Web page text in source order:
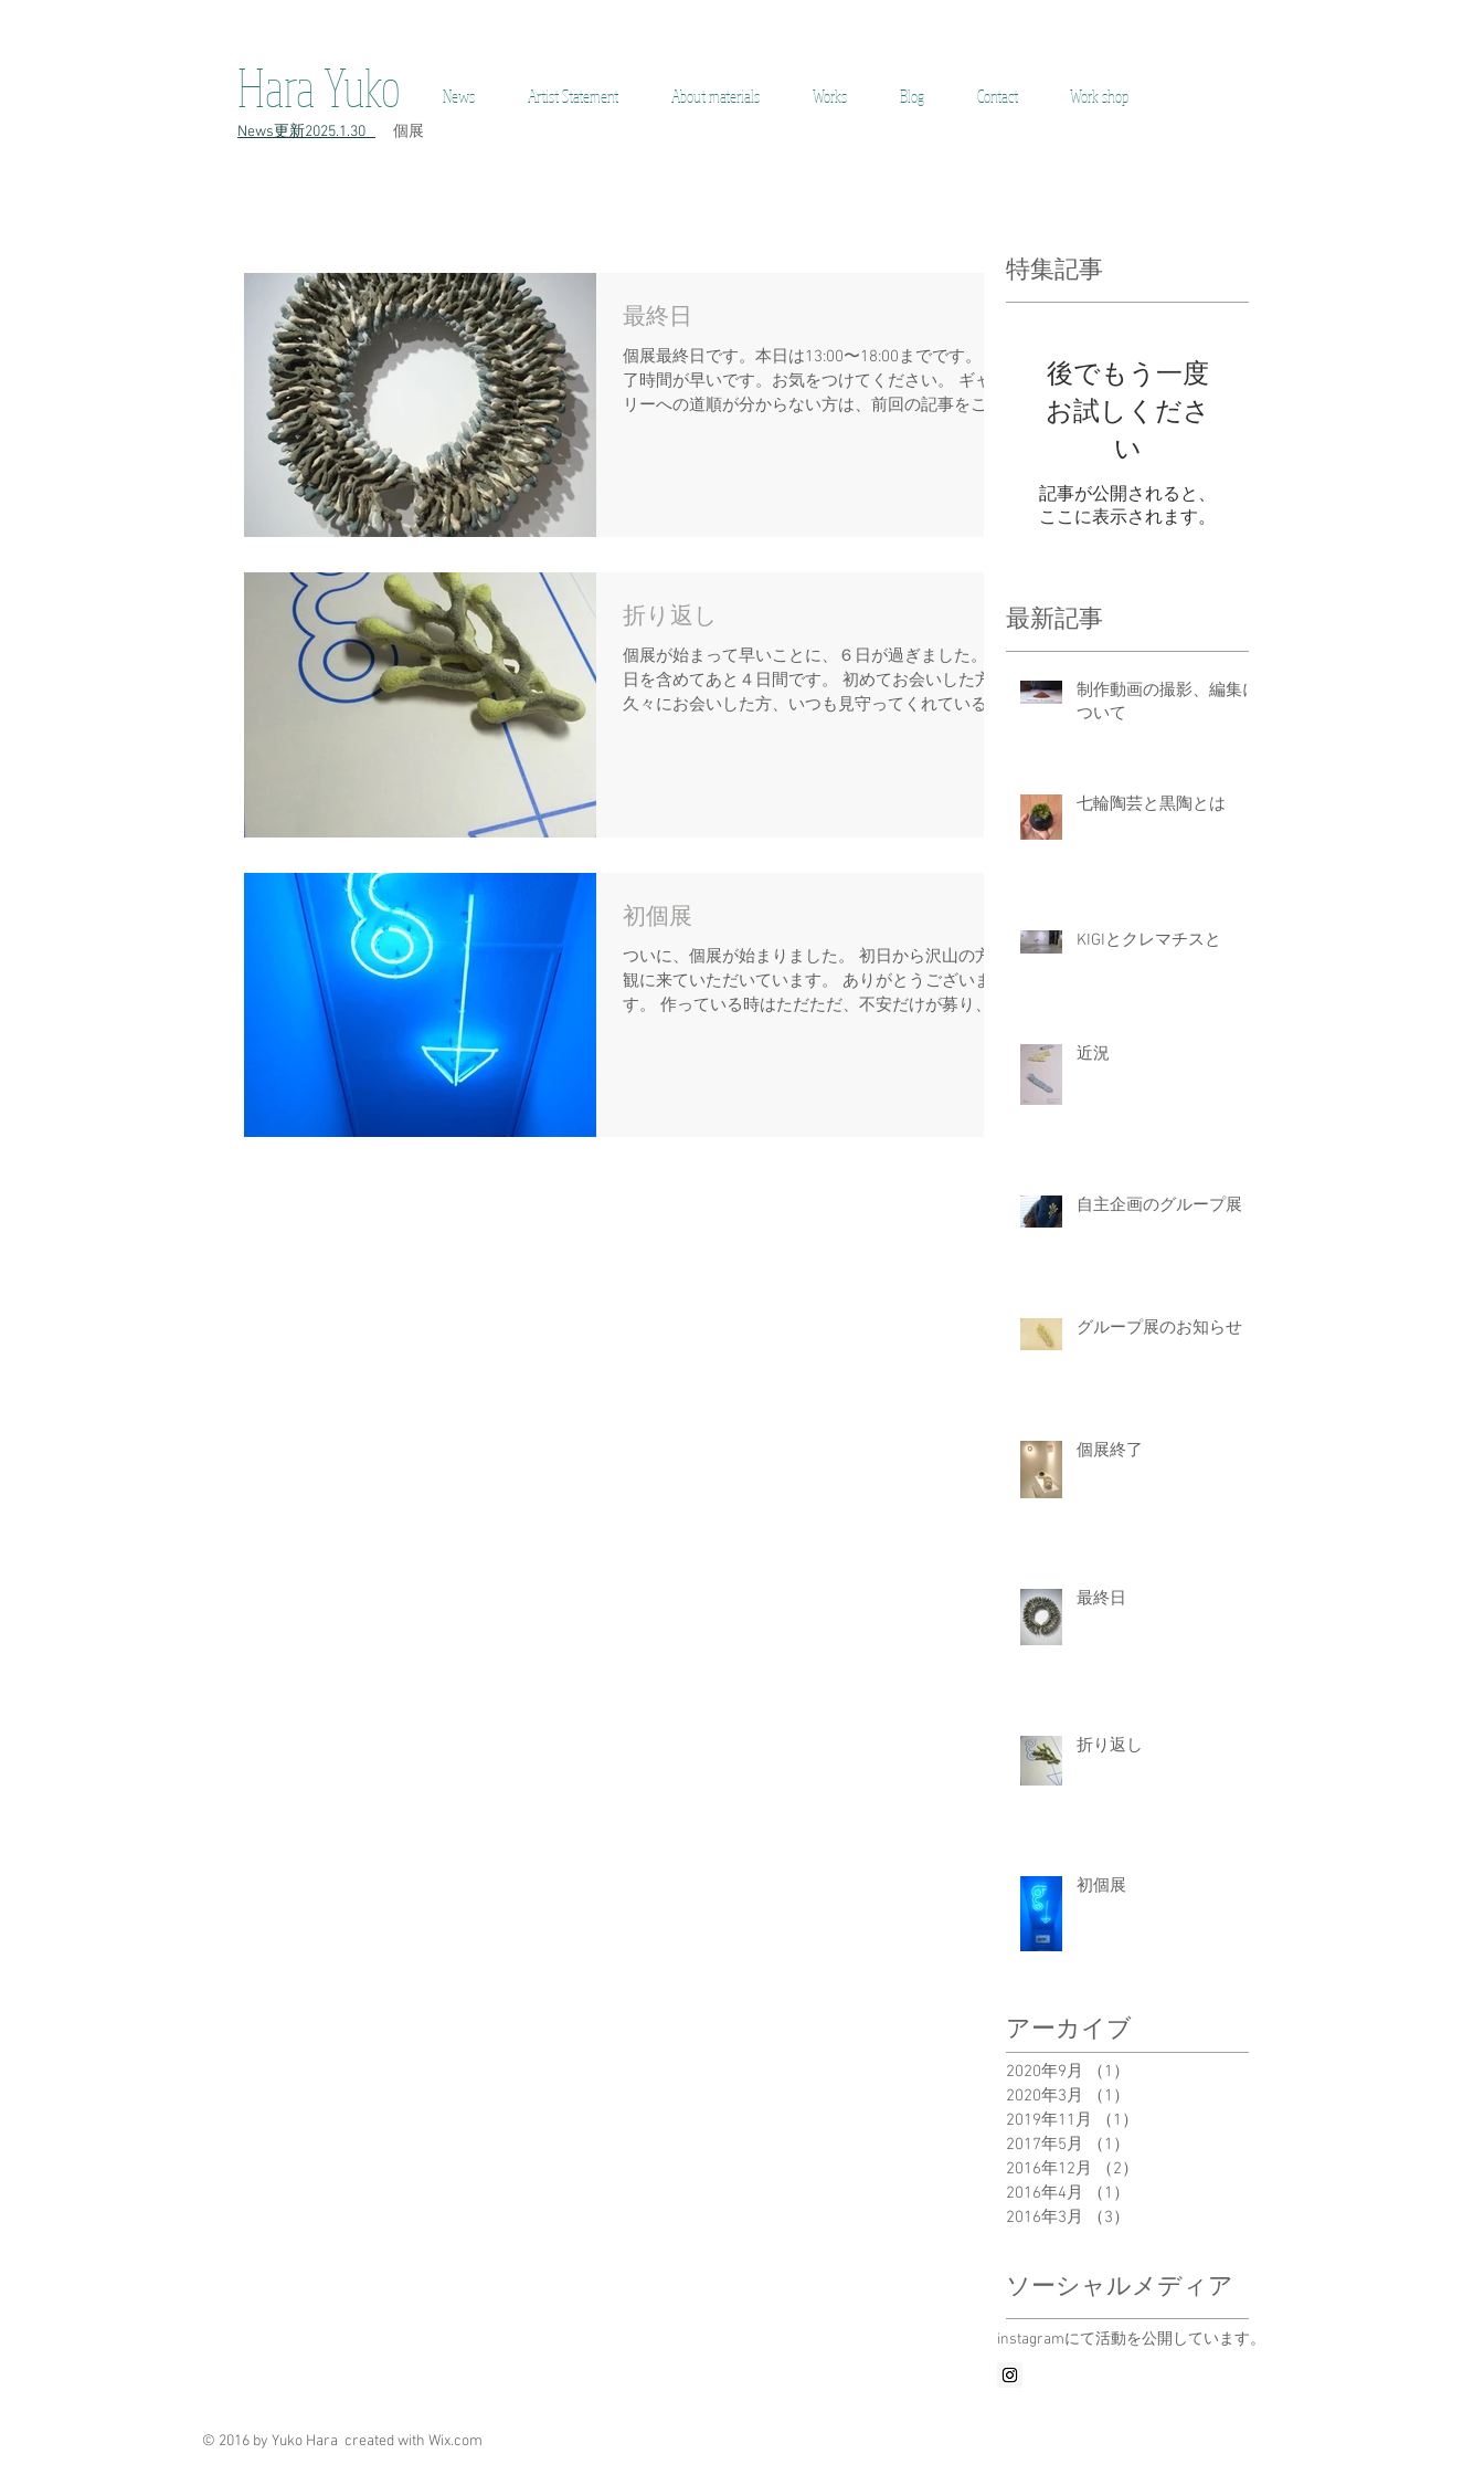
Hara Yuko News Artist Statement About materials Works Blog Contact Work shop
​News更新2025.1.30 ​個展
最終日
個展最終日です。本日は13:00〜18:00までです。 終
了時間が早いです。お気をつけてください。 ギャラ
リーへの道順が分からない方は、前回の記事をご確
折り返し
個展が始まって早いことに、６日が過ぎました。 今
日を含めてあと４日間です。 初めてお会いした方、
久々にお会いした方、いつも見守ってくれている
初個展
ついに、個展が始まりました。 初日から沢山の方に
観に来ていただいています。 ありがとうございま
す。 作っている時はただただ、不安だけが募り、窯
特集記事
後でもう一度
お試しくださ
い
記事が公開されると、
ここに表示されます。
最新記事
制作動画の撮影、編集に
ついて
七輪陶芸と黒陶とは
KIGIとクレマチスと
近況
自主企画のグループ展
グループ展のお知らせ
個展終了
最終日
折り返し
初個展
アーカイブ
2020年9月 （1）
2020年3月
（1）
2019年11月
（1）
2017年5月
（1）
2016年12月
（2）
2016年4月
（1）
2016年3月
（3）
ソーシャルメディア
​instagramにて活動を公開しています。
© 2016 by Yuko Hara created with Wix.com